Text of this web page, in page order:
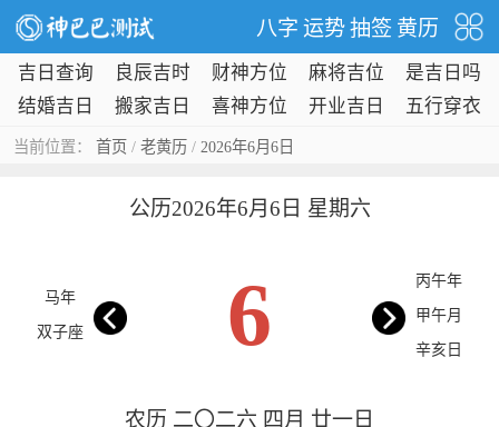
八字 运势 抽签 黄历
吉日查询 良辰吉时 财神方位 麻将吉位
是吉日吗
结婚吉日
搬家吉日 喜神方位 开业吉日 五行穿衣
当前位置： 首页 / 老黄历 / 2026年6月6日
公历2026年6月6日 星期六
马年
双子座 6 丙午年
甲午月
辛亥日
农历 二〇二六 四月 廿一日